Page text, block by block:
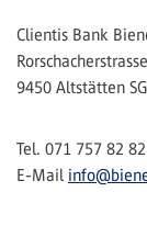
Clientis Bank
9450 Altstätten SG
Tel. 071 757 82 82
E-Mail